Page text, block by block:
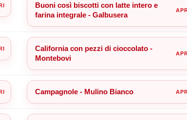
Buoni così biscotti con latte intero e
farina integrale - Galbusera
California con pezzi di cioccolato -
Montebovi
Campagnole - Mulino Bianco